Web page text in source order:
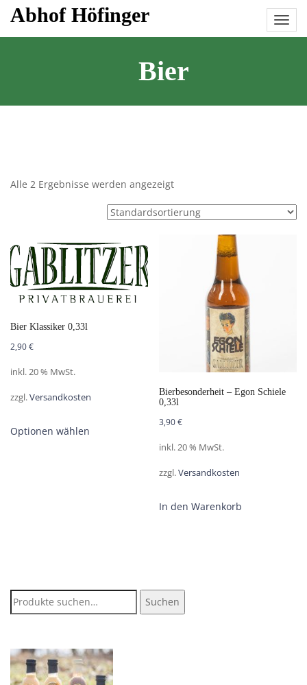
SkipAbhof Höfinger
Bier
Alle 2 Ergebnisse werden angezeigt
Bier Klassiker 0,33l
2,90€
inkl. 20 % MwSt.
zzgl.Versandkosten
Optionen wählen
Bierbesonderheit – Egon Schiele
0,33l
3,90€
inkl. 20 % MwSt.
zzgl.Versandkosten
In den Warenkorb
Suche
Suchen